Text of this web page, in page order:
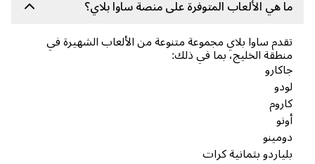
هي الألعاب المتوفرة على منصة ساوا بلاي؟
ساوا بلاي مجموعة متنوعة من الألعاب الشهيرة في
الخليج، بما في ذلك:
بثمانية كرات